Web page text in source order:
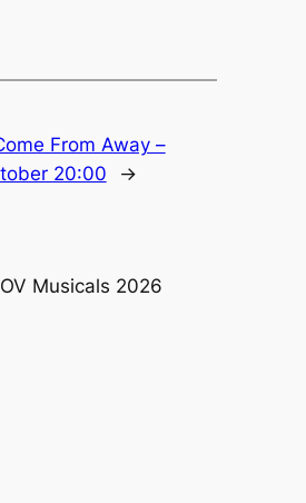
From Away –
20:00
→
Musicals 2026